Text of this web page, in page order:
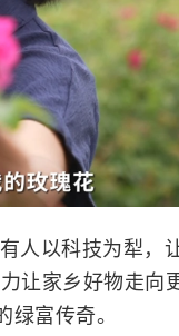
以科技为犁，
让家乡好物走向
富传奇。